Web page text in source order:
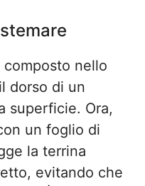
nello
dorso di un
superficie. Ora,
un foglio di
la terrina
evitando che